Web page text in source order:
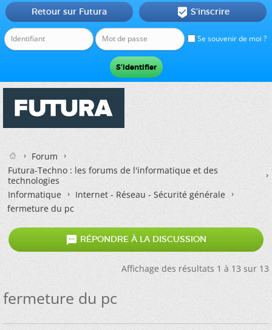
Se souvenir de moi ?
Retour sur Futura  S'inscrire
Forum
Futura-Techno : les forums de l'informatique et des
technologies
Informatique
Internet - Réseau - Sécurité générale
fermeture du pc
 RÉPONDRE À LA DISCUSSION
Affichage des résultats 1 à 13 sur 13
fermeture du pc